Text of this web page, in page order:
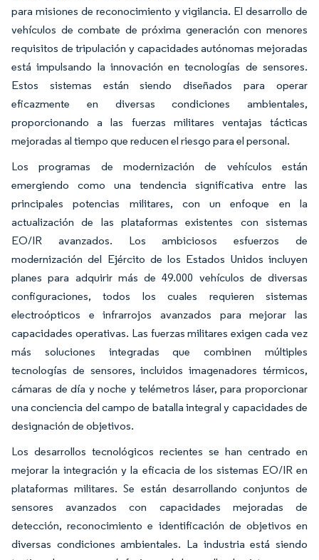
para misiones de reconocimiento y vigilancia. El desarrollo de
vehículos de combate de próxima generación con menores
requisitos de tripulación y capacidades autónomas mejoradas
está impulsando la innovación en tecnologías de sensores.
Estos sistemas están siendo diseñados para operar
eficazmente en diversas condiciones ambientales,
proporcionando a las fuerzas militares ventajas tácticas
mejoradas al tiempo que reducen el riesgo para el personal.
Los programas de modernización de vehículos están
emergiendo como una tendencia significativa entre las
principales potencias militares, con un enfoque en la
actualización de las plataformas existentes con sistemas
EO/IR avanzados. Los ambiciosos esfuerzos de
modernización del Ejército de los Estados Unidos incluyen
planes para adquirir más de 49.000 vehículos de diversas
configuraciones, todos los cuales requieren sistemas
electroópticos e infrarrojos avanzados para mejorar las
capacidades operativas. Las fuerzas militares exigen cada vez
más soluciones integradas que combinen múltiples
tecnologías de sensores, incluidos imagenadores térmicos,
cámaras de día y noche y telémetros láser, para proporcionar
una conciencia del campo de batalla integral y capacidades de
designación de objetivos.
Los desarrollos tecnológicos recientes se han centrado en
mejorar la integración y la eficacia de los sistemas EO/IR en
plataformas militares. Se están desarrollando conjuntos de
sensores avanzados con capacidades mejoradas de
detección, reconocimiento e identificación de objetivos en
diversas condiciones ambientales. La industria está siendo